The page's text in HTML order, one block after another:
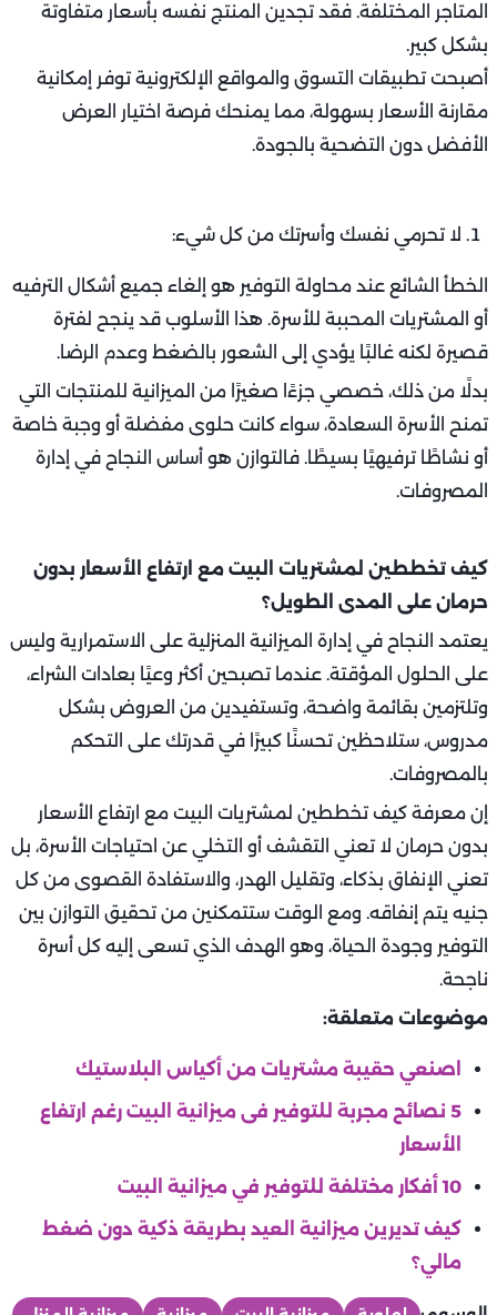
المتاجر المختلفة. فقد تجدين المنتج نفسه بأسعار متفاوتة
بشكل كبير.
أصبحت تطبيقات التسوق والمواقع الإلكترونية توفر إمكانية
مقارنة الأسعار بسهولة، مما يمنحك فرصة اختيار العرض
الأفضل دون التضحية بالجودة.
لا تحرمي نفسك وأسرتك من كل شيء:
الخطأ الشائع عند محاولة التوفير هو إلغاء جميع أشكال الترفيه
أو المشتريات المحببة للأسرة. هذا الأسلوب قد ينجح لفترة
قصيرة لكنه غالبًا يؤدي إلى الشعور بالضغط وعدم الرضا.
بدلًا من ذلك، خصصي جزءًا صغيرًا من الميزانية للمنتجات التي
تمنح الأسرة السعادة، سواء كانت حلوى مفضلة أو وجبة خاصة
أو نشاطًا ترفيهيًا بسيطًا. فالتوازن هو أساس النجاح في إدارة
المصروفات.
كيف تخططين لمشتريات البيت مع ارتفاع الأسعار بدون
حرمان على المدى الطويل؟
يعتمد النجاح في إدارة الميزانية المنزلية على الاستمرارية وليس
على الحلول المؤقتة. عندما تصبحين أكثر وعيًا بعادات الشراء،
وتلتزمين بقائمة واضحة، وتستفيدين من العروض بشكل
مدروس، ستلاحظين تحسنًا كبيرًا في قدرتك على التحكم
بالمصروفات.
إن معرفة كيف تخططين لمشتريات البيت مع ارتفاع الأسعار
بدون حرمان لا تعني التقشف أو التخلي عن احتياجات الأسرة، بل
تعني الإنفاق بذكاء، وتقليل الهدر، والاستفادة القصوى من كل
جنيه يتم إنفاقه. ومع الوقت ستتمكنين من تحقيق التوازن بين
التوفير وجودة الحياة، وهو الهدف الذي تسعى إليه كل أسرة
ناجحة.
موضوعات متعلقة:
اصنعي حقيبة مشتريات من أكياس البلاستيك
5 نصائح مجربة للتوفير فى ميزانية البيت رغم ارتفاع
الأسعار
10 أفكار مختلفة للتوفير في ميزانية البيت
كيف تديرين ميزانية العيد بطريقة ذكية دون ضغط
مالي؟